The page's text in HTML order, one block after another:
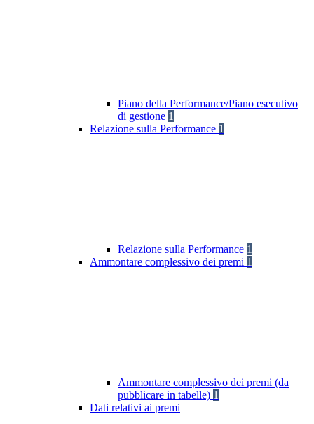
Piano della Performance/Piano esecutivo
di gestione 1
Relazione sulla Performance 1
Relazione sulla Performance 1
Ammontare complessivo dei premi 1
Ammontare complessivo dei premi (da
pubblicare in tabelle) 1
Dati relativi ai premi